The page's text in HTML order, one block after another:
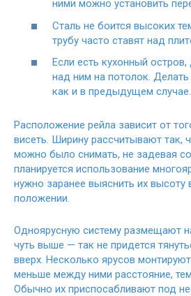
ними можно установить
Сталь не боится высоких
трубу часто ставят над
Если есть кухонный
над ним на потолок. Делать
как и в предыдущем случае.
Расположение рейла зависит от
висеть. Ширину рассчитывают так,
можно было снимать, не задевая
планируется использование
нужно заранее выяснить их высоту
положении.
Одноярусную систему размещают
чуть выше — так не придется
вверх. Несколько ярусов
меньше между ними расстояние,
Обычно их приспосабливают под